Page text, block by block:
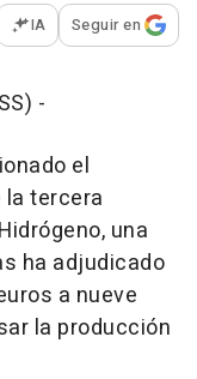
opciones para
IA Seguir en
-
el
la tercera
una
ha adjudicado
a nueve
la producción